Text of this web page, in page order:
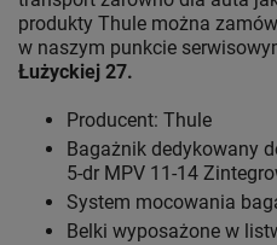
produkty Thule można
w naszym punkcie
Łużyckiej 27.
Producent: Thule
Bagażnik dedykowany
5-dr MPV 11-14
System mocowania
Belki wyposażone w